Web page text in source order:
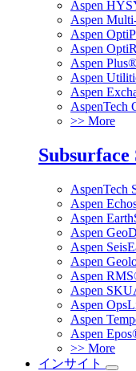
Aspen
Aspen
Aspen
Aspen
Aspen
Aspen
Aspen
AspenTech
>> More
AspenTech
Aspen
Aspen
Aspen
Aspen
Aspen
Aspen
Aspen
Aspen
Aspen
Aspen
>> More
インサイト